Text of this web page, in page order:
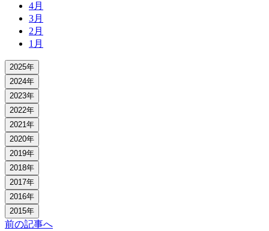
4月
3月
2月
1月
2025年
2024年
2023年
2022年
2021年
2020年
2019年
2018年
2017年
2016年
2015年
前の記事へ